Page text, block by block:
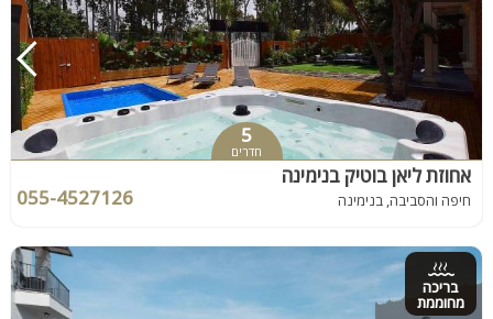
5
חדרים
אחוזת ליאן בוטיק בנימינה
חיפה והסביבה, בנימינה 055-4527126
בריכה
מחוממת